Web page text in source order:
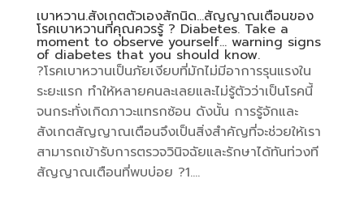
เบาหวาน.สังเกตตัวเองสักนิด…สัญญาณเตือนของ
โรคเบาหวานที่คุณควรรู้ ? Diabetes. Take a
moment to observe yourself… warning signs
of diabetes that you should know.
?โรคเบาหวานเป็นภัยเงียบที่มักไม่มีอาการรุนแรงใน
ระยะแรก ทำให้หลายคนละเลยและไม่รู้ตัวว่าเป็นโรคนี้
จนกระทั่งเกิดภาวะแทรกซ้อน ดังนั้น การรู้จักและ
สังเกตสัญญาณเตือนจึงเป็นสิ่งสำคัญที่จะช่วยให้เรา
สามารถเข้ารับการตรวจวินิจฉัยและรักษาได้ทันท่วงที
สัญญาณเตือนที่พบบ่อย ?1....